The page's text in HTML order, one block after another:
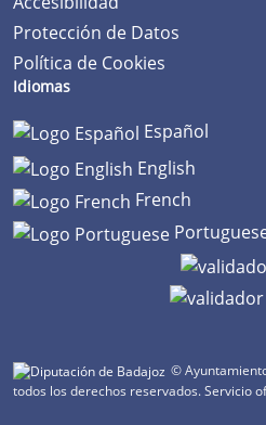
Protección de Datos
Política de Cookies
Idiomas
Español
English
French
©
todos los derechos reservados.Servicio